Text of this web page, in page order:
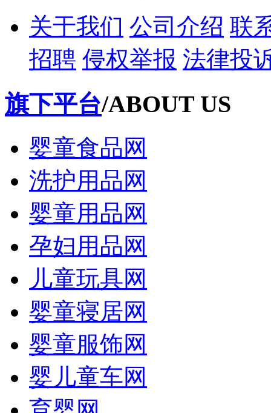
关于我们 公司介绍 联
招聘 侵权举报 法律投
旗下平台/ABOUT US
婴童食品网
洗护用品网
婴童用品网
孕妇用品网
儿童玩具网
婴童寝居网
婴童服饰网
婴儿童车网